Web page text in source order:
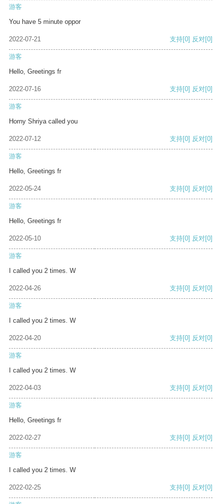
游客
You have 5 minute oppor
2022-07-21 支持[0] 反对[0]
游客
Hello, Greetings fr
2022-07-16 支持[0] 反对[0]
游客
Horny Shriya called you
2022-07-12 支持[0] 反对[0]
游客
Hello, Greetings fr
2022-05-24 支持[0] 反对[0]
游客
Hello, Greetings fr
2022-05-10 支持[0] 反对[0]
游客
I called you 2 times. W
2022-04-26 支持[0] 反对[0]
游客
I called you 2 times. W
2022-04-20 支持[0] 反对[0]
游客
I called you 2 times. W
2022-04-03 支持[0] 反对[0]
游客
Hello, Greetings fr
2022-02-27 支持[0] 反对[0]
游客
I called you 2 times. W
2022-02-25 支持[0] 反对[0]